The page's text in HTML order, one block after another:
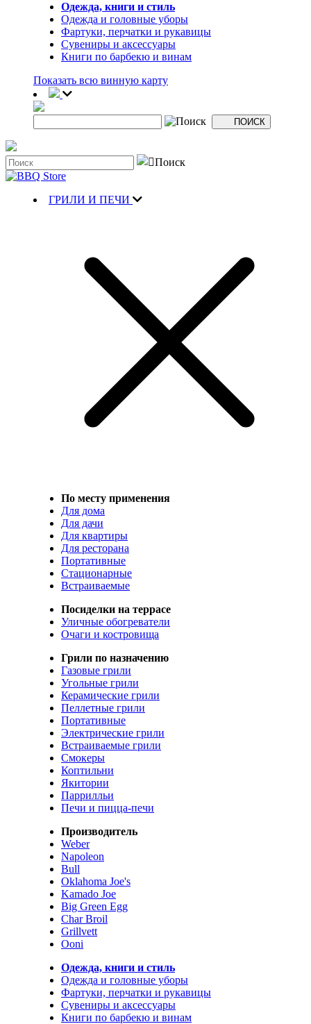
Одежда, книги и стиль
Одежда и головные уборы
Фартуки, перчатки и рукавицы
Сувениры и аксессуары
Книги по барбекю и винам
Показать всю винную карту
ГРИЛИ И ПЕЧИ
По месту применения
Для дома
Для дачи
Для квартиры
Для ресторана
Портативные
Стационарные
Встраиваемые
Посиделки на террасе
Уличные обогреватели
Очаги и костровища
Грили по назначению
Газовые грили
Угольные грили
Керамические грили
Пеллетные грили
Портативные
Электрические грили
Встраиваемые грили
Смокеры
Коптильни
Якитории
Паррилльи
Печи и пицца-печи
Производитель
Weber
Napoleon
Bull
Oklahoma Joe's
Kamado Joe
Big Green Egg
Char Broil
Grillvett
Ooni
Одежда, книги и стиль
Одежда и головные уборы
Фартуки, перчатки и рукавицы
Сувениры и аксессуары
Книги по барбекю и винам